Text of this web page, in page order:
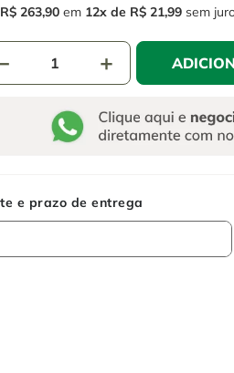
R$ 263,90 em 12 R$ 21,99 sem
＋
－